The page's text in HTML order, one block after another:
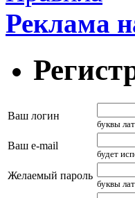
Реклама
Ваш логин
буквы
Ваш e-mail
будет
Желаемый пароль
буквы